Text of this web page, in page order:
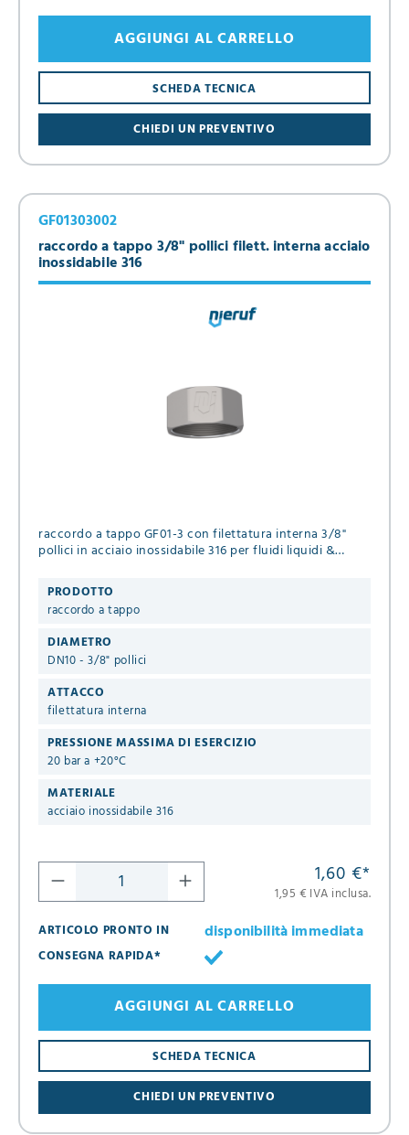
CHIEDI UN PREVENTIVO
SCHEDA TECNICA
AGGIUNGI AL CARRELLO
raccordo a tappo 3/8" pollici filett. interna acciaio
inossidabile 316
GF01303002
raccordo a tappo GF01-3 con filettatura interna 3/8"
pollici in acciaio inossidabile 316 per fluidi liquidi &
PRODOTTO
raccordo a tappo
DIAMETRO
DN10 - 3/8" pollici
ATTACCO
filettatura interna
PRESSIONE MASSIMA DI ESERCIZIO
20 bar a +20°C
MATERIALE
acciaio inossidabile 316
1,60 €*
1,95 € IVA inclusa.
ARTICOLO PRONTO IN
disponibilità immediata
CONSEGNA RAPIDA*
CHIEDI UN PREVENTIVO
SCHEDA TECNICA
AGGIUNGI AL CARRELLO